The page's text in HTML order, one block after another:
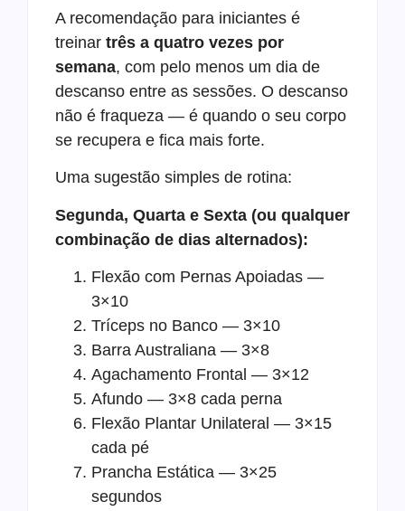
A recomendação para iniciantes é
treinar três a quatro vezes por
semana, com pelo menos um dia de
descanso entre as sessões. O descanso
não é fraqueza — é quando o seu corpo
se recupera e fica mais forte.
Uma sugestão simples de rotina:
Segunda, Quarta e Sexta (ou qualquer
combinação de dias alternados):
Flexão com Pernas Apoiadas —
3×10
Tríceps no Banco — 3×10
Barra Australiana — 3×8
Agachamento Frontal — 3×12
Afundo — 3×8 cada perna
Flexão Plantar Unilateral — 3×15
cada pé
Prancha Estática — 3×25
segundos